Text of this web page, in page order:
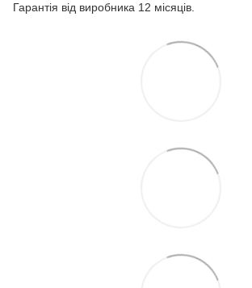
Гарантія від виробника 12 місяців.